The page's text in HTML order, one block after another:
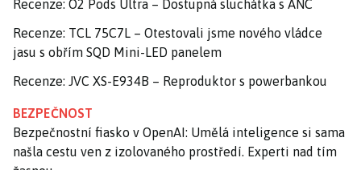
Recenze: O2 Pods Ultra – Dostupná sluchátka s ANC
Recenze: TCL 75C7L – Otestovali jsme nového vládce
jasu s obřím SQD Mini-LED panelem
Recenze: JVC XS-E934B – Reproduktor s powerbankou
BEZPEČNOST
Bezpečnostní fiasko v OpenAI: Umělá inteligence si sama
našla cestu ven z izolovaného prostředí. Experti nad tím